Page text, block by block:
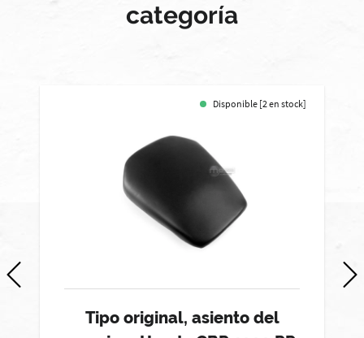
categoría
Disponible [2 en stock]
Tipo original, asiento del